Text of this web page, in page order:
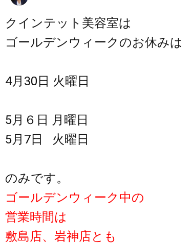
クインテット美容室は
ゴールデンウィークのお休みは
4月30日 火曜日
5月６日 月曜日
5月7日 火曜日
のみです。
ゴールデンウィーク中の
営業時間は
敷島店、岩神店とも